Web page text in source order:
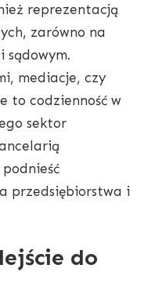
reprezentacją
zarówno na
sądowym.
mediacje, czy
to codzienność w
sektor
przedsiębiorstwa i
do